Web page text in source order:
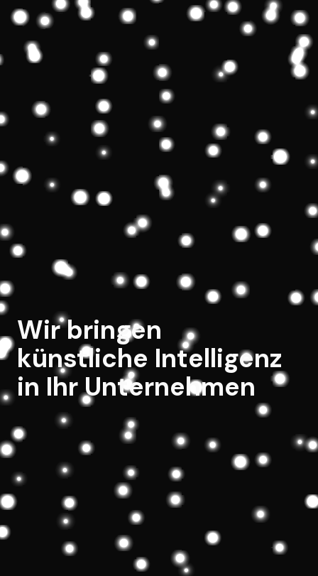
Wir bringen
künstliche Intelligenz
in Ihr Unternehmen